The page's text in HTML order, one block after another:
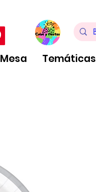
Mesa Temáticas